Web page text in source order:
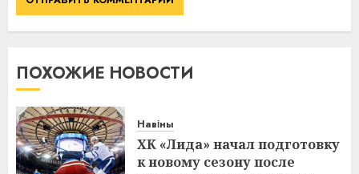
ПОХОЖИЕ НОВОСТИ
Навіны
ХК «Лида» начал подготовку
к новому сезону после